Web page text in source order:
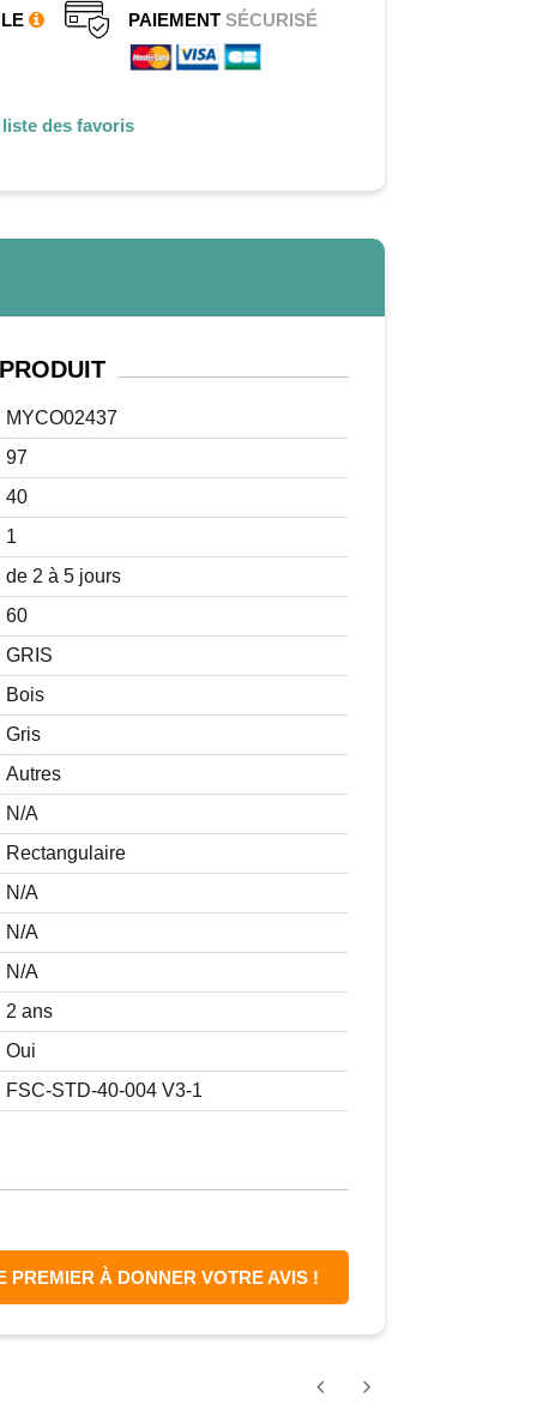
PAIEMENTSÉCURISÉ
des favoris
MYCO02437
97
40
1
de 2 à 5 jours
60
GRIS
Bois
Gris
Autres
N/A
Rectangulaire
N/A
N/A
N/A
2 ans
Oui
FSC-STD-40-004 V3-1
PREMIER À DONNER VOTRE AVIS !